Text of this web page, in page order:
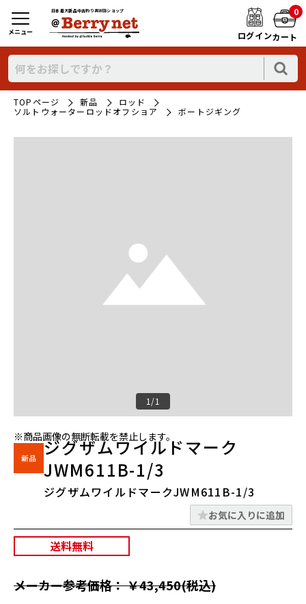
日本最大新品中古釣り具WEBショップ
ログイン
0
カート
メニュー
TOPページ 新品
ロッド
ソルトウォーターロッドオフショア
ボートジギング
1/1
※商品画像の無断転載を禁止します。
ジグザムワイルドマーク
JWM611B-1/3
ジグザムワイルドマークJWM611B-1/3
お気に入りに追加
送料無料
メーカー参考価格： ￥43,450(税込)